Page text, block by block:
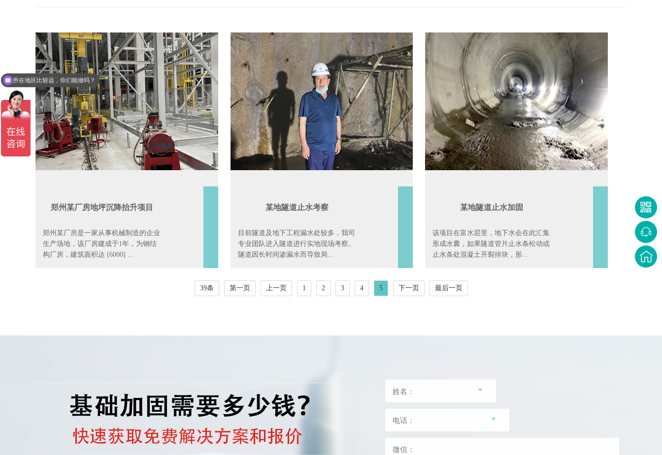
郑州某厂房地坪沉降抬升项目
郑州某厂房是一家从事机械制造的企业
生产场地，该厂房建成于1年，为钢结
构厂房，建筑面积达 [6000] ...
某地隧道止水考察
目前隧道及地下工程漏水处较多，我司
专业团队进入隧道进行实地现场考察。
隧道因长时间渗漏水而导致局...
某地隧道止水加固
该项目在富水层里，地下水会在此汇集
形成水囊，如果隧道管片止水条松动或
止水条处混凝土开裂掉块，形...
39条 第一页 上一页 1 2 3 4 5 下一页 最后一页
*
*
地基下沉怎么办？